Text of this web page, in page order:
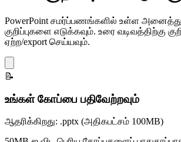
PowerPoint சமர்ப்பணங்களில் உள்ள
குறிப்புகளை எடுக்கவும். உரை வடிவத்திற்கு
ஏற்ற/export செய்யவும்.
📝
உங்கள் கோப்பை பதிவேற்றவும்
ஆதரிக்கிறது: .pptx (அதிகபட்சம் 100MB)